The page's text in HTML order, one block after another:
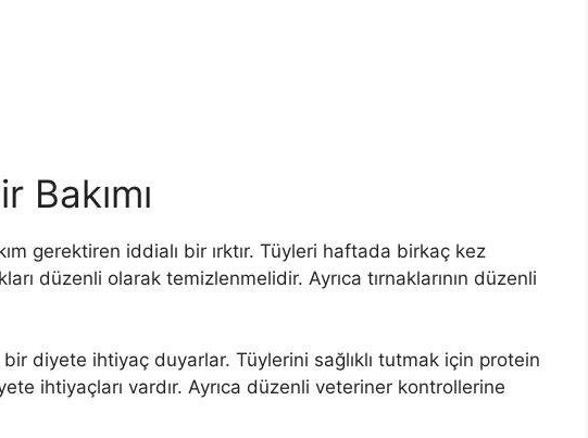
Bakımı
gerektiren iddialı bir ırktır. Tüyleri haftada birkaç kez
düzenli olarak temizlenmelidir. Ayrıca tırnaklarının düzenli
bir diyete ihtiyaç duyarlar. Tüylerini sağlıklı tutmak için protein
ihtiyaçları vardır. Ayrıca düzenli veteriner kontrollerine